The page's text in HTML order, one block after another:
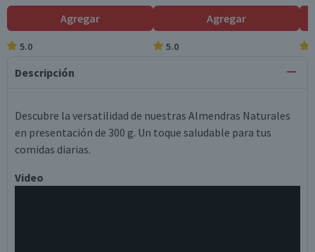
Agregar
5.0
Agregar
5.0
Descripción
Descubre la versatilidad de nuestras Almendras Naturales
en presentación de 300 g. Un toque saludable para tus
comidas diarias.
Video